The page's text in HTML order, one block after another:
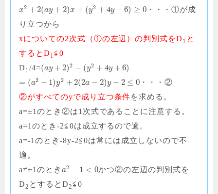
x2 + 2(ay + 2)x + (y2 + 4y + 6) ≥ 0 ・・・①が成
り立つから
xについての2次式（①の左辺）の判別式をD 1 と
するとD 1 ≦0
D 1 /4=(ay + 2)2 − (y2 + 4y + 6)
= (a2 − 1)y2 + 2(2a − 2)y − 2 ≤ 0 ・・・②
②がすべてのyで成り立つ条件を求める。
a=±1のとき②は1次式であることに注意する。
a=1のとき-2≦0は成立するので適。
a=-1のとき-8y-2≦0は常には成立しないので不
適。
a≠±1のとき a2 − 1 < 0かつ②の左辺の判別式を
D2 とするとD2≦0